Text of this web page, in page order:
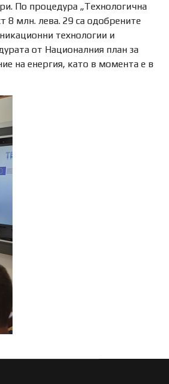
По процедура „Технологична
8 млн. лева. 29 са одобрените
технологии и
от Националния план за
на енергия, като в момента е в